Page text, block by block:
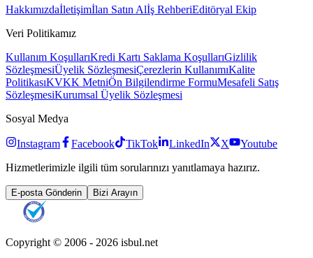
Hakkımızdaİletişimİlan Satın Alİş RehberiEditöryal Ekip
Veri Politikamız
Kullanım KoşullarıKredi Kartı Saklama KoşullarıGizlilik
SözleşmesiÜyelik SözleşmesiÇerezlerin KullanımıKalite
PolitikasıKVKK MetniÖn Bilgilendirme FormuMesafeli Satış
SözleşmesiKurumsal Üyelik Sözleşmesi
Sosyal Medya
Instagram Facebook TikTok LinkedIn X
Youtube
Hizmetlerimizle ilgili tüm sorularınızı yanıtlamaya hazırız.
E-posta Gönderin Bizi Arayın
Copyright © 2006 - 2026 isbul.net